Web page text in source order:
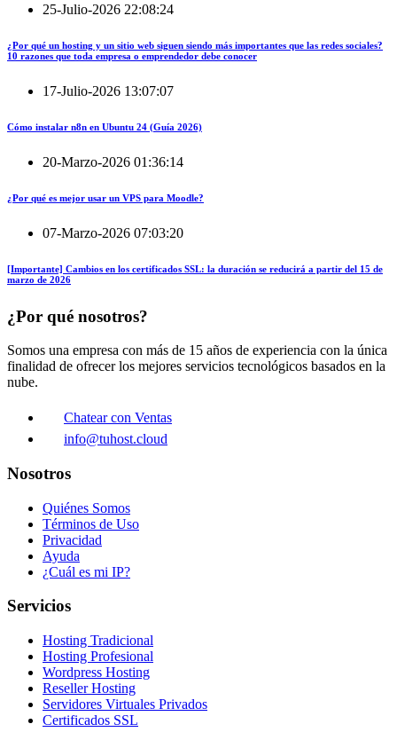
25-Julio-2026 22:08:24
¿Por qué un hosting y un sitio web siguen siendo más importantes que las redes sociales?
10 razones que toda empresa o emprendedor debe conocer
17-Julio-2026 13:07:07
Cómo instalar n8n en Ubuntu 24 (Guía 2026)
20-Marzo-2026 01:36:14
¿Por qué es mejor usar un VPS para Moodle?
07-Marzo-2026 07:03:20
[Importante] Cambios en los certificados SSL: la duración se reducirá a partir del 15 de
marzo de 2026
¿Por qué nosotros?
Somos una empresa con más de 15 años de experiencia con la única
finalidad de ofrecer los mejores servicios tecnológicos basados en la
nube.
Chatear con Ventas
info@tuhost.cloud
Nosotros
Quiénes Somos
Términos de Uso
Privacidad
Ayuda
¿Cuál es mi IP?
Servicios
Hosting Tradicional
Hosting Profesional
Wordpress Hosting
Reseller Hosting
Servidores Virtuales Privados
Certificados SSL